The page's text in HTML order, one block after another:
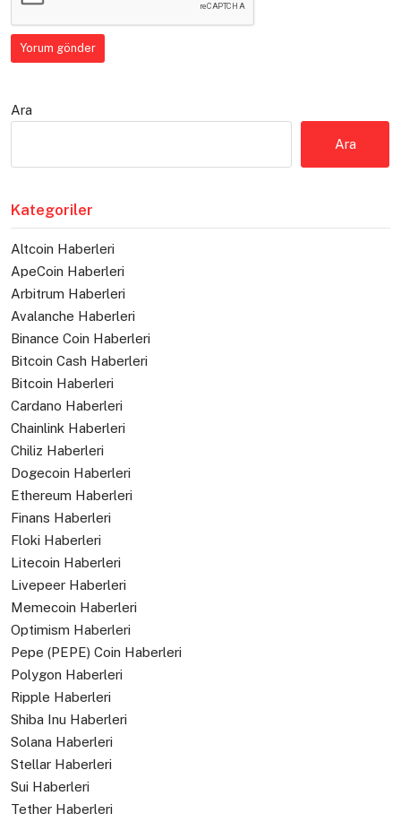
Ara
Ara
Kategoriler
Altcoin Haberleri
ApeCoin Haberleri
Arbitrum Haberleri
Avalanche Haberleri
Binance Coin Haberleri
Bitcoin Cash Haberleri
Bitcoin Haberleri
Cardano Haberleri
Chainlink Haberleri
Chiliz Haberleri
Dogecoin Haberleri
Ethereum Haberleri
Finans Haberleri
Floki Haberleri
Litecoin Haberleri
Livepeer Haberleri
Memecoin Haberleri
Optimism Haberleri
Pepe (PEPE) Coin Haberleri
Polygon Haberleri
Ripple Haberleri
Shiba Inu Haberleri
Solana Haberleri
Stellar Haberleri
Sui Haberleri
Tether Haberleri